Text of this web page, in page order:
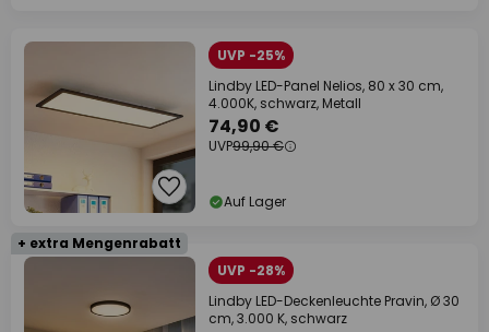
UVP -25%
Lindby LED-Panel Nelios, 80 x 30 cm,
4.000K, schwarz, Metall
74,90 €
UVP99,90 €
Auf Lager
+ extra Mengenrabatt
UVP -28%
Lindby LED-Deckenleuchte Pravin, Ø 30
cm, 3.000 K, schwarz